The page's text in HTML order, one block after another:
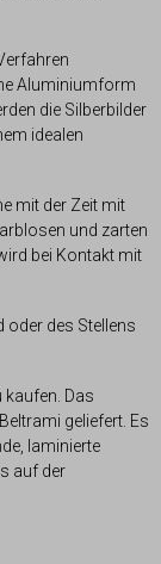
Aluminiumform
die Silberbilder
idealen
mit der Zeit mit
und zarten
bei Kontakt mit
oder des Stellens
kaufen. Das
geliefert. Es
laminierte
auf der